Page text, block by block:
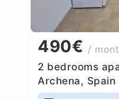
490€ /
2 bedrooms
Archena, Spain